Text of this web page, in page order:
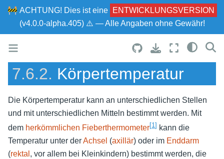
🚧 ACHTUNG! Dies ist eine
ENTWICKLUNGSVERSION
(v4.0.0-alpha.405) ⚠ — Alle Angaben ohne Gewähr!
7.6.2. Körpertemperatur
Die Körpertemperatur kann an unterschiedlichen Stellen
und mit unterschiedlichen Mitteln bestimmt werden. Mit
dem herkömmlichen Fieberthermometer[1 ] kann die
Temperatur unter derAchsel (axillär) oder im Enddarm
(rektal , vor allem bei Kleinkindern) bestimmt werden, die